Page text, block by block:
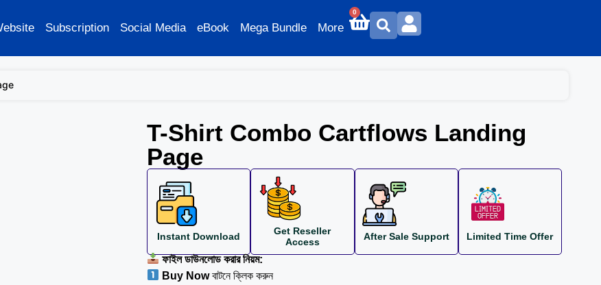
Subscription Social Media eBook Mega Bundle More
0
T-Shirt Combo Cartflows Landing
Page
Instant Download
Get Reseller
Access
After Sale Support Limited Time Offer
ফাইল ডাউনলোড করার নিয়ম:
Buy Nowবাটনে ক্লিক করুন